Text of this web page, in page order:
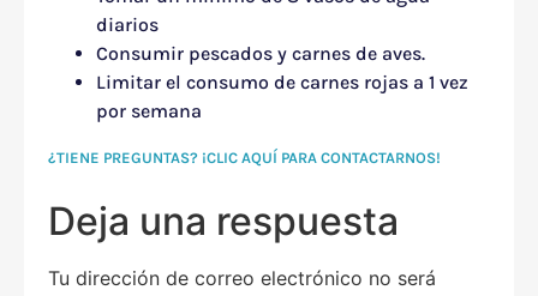
diarios
Consumir pescados y carnes de aves.
Limitar el consumo de carnes rojas a 1 vez
por semana
¿TIENE PREGUNTAS? ¡CLIC AQUÍ PARA CONTACTARNOS!
Deja una respuesta
Tu dirección de correo electrónico no será